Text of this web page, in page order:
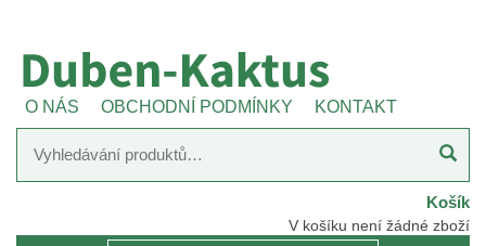
O NÁS OBCHODNÍ PODMÍNKY KONTAKT
Košík
V košíku není žádné zboží